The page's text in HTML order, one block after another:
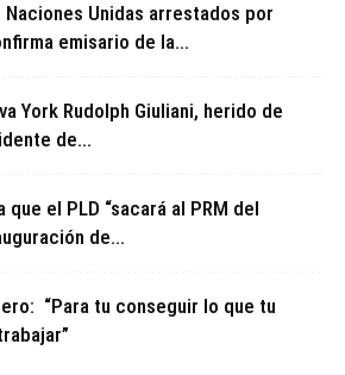
Naciones Unidas arrestados por
emisario de la...
York Rudolph Giuliani, herido de
de...
que el PLD “sacará al PRM del
de...
“Para tu conseguir lo que tu